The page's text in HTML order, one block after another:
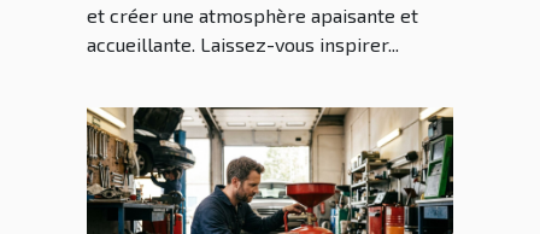
et créer une atmosphère apaisante et
accueillante. Laissez-vous inspirer...